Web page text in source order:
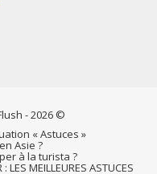
- 2026 ©
« Astuces »
Asie ?
à la turista ?
LES MEILLEURES ASTUCES